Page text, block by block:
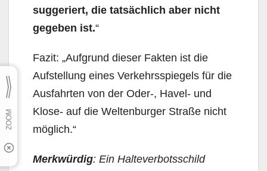
suggeriert, die tatsächlich aber nicht
gegeben ist.“
Fazit: „Aufgrund dieser Fakten ist die
Aufstellung eines Verkehrsspiegels für die
Ausfahrten von der Oder-, Havel- und
Klose- auf die Weltenburger Straße nicht
möglich.“
Merkwürdig: Ein Halteverbotsschild